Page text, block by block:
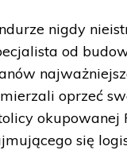
nigdy
od
oprzeć
okupowanej
się